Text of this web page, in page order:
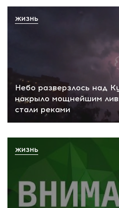
Небо разверзлось над
накрыло мощнейшим
стали реками
ЖИЗНЬ
ЖИЗНЬ